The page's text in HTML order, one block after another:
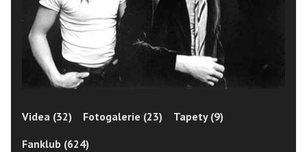
Videa (32) Fotogalerie (23)
Tapety (9)
Fanklub (624)